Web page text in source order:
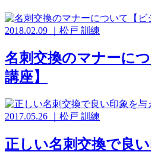
2018.02.09 松戸 訓練
名刺交換のマナーに
講座】
2017.05.26 松戸 訓練
正しい名刺交換で良